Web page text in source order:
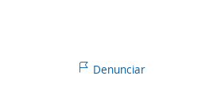
Denunciar